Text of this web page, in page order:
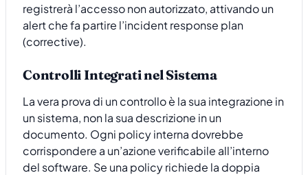
registrerà l’accesso non autorizzato, attivando un
alert che fa partire l’incident response plan
(corrective).
Controlli Integrati nel Sistema
La vera prova di un controllo è la sua integrazione in
un sistema, non la sua descrizione in un
documento. Ogni policy interna dovrebbe
corrispondere a un’azione verificabile all’interno
del software. Se una policy richiede la doppia